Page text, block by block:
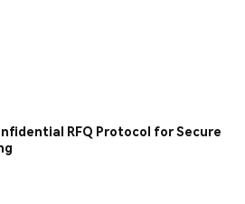
RFQ Protocol for Secure